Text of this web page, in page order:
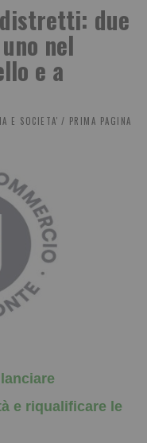
due
nel
e a
E SOCIETA' / PRIMA PAGINA
e riqualificare le